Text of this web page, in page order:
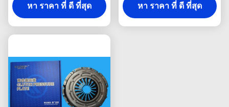
N800 4D30 สําหรับการ
ติดต่อเกียร์เรียบ
หา ราคา ที่ ดี ที่สุด
สำหรับ JMC Baodian
Euro IV Long Cargo
หา ราคา ที่ ดี ที่สุด